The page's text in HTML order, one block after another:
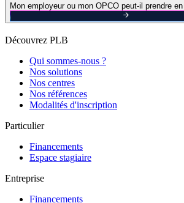
Mon employeur ou mon OPCO peut-il prendre
Découvrez PLB
Qui sommes-nous ?
Nos solutions
Nos centres
Nos références
Modalités d'inscription
Particulier
Financements
Espace stagiaire
Entreprise
Financements